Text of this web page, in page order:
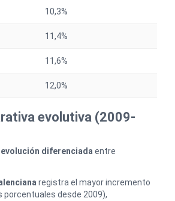
10,3%
11,4%
11,6%
12,0%
evolutiva (2009-
evolución diferenciadaentre
registra el mayor incremento
porcentuales desde 2009),